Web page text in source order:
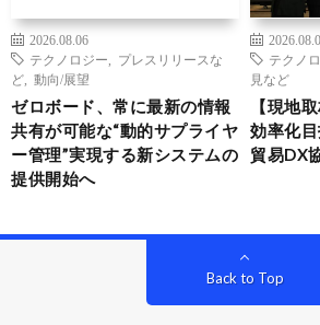
2026.08.06
テクノロジー
プレスリリースな
ど
動向/展望
ゼロボード、常に最新の情報
共有が可能な“動的サプライヤ
ー管理”実現する新システムの
提供開始へ
テクノ
見など
【現地
効率化
貿易DX
Back to Top